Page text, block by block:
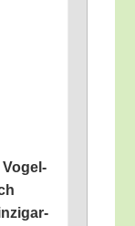
Vogel­